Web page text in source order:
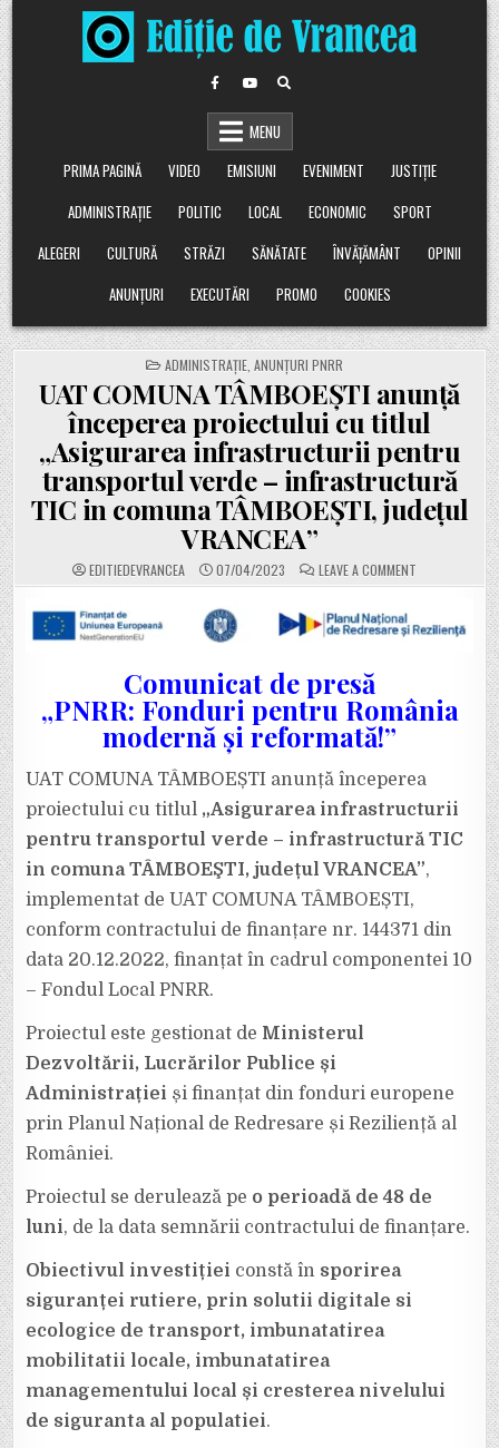
Skip
to
content
MENU
PRIMA PAGINĂ
VIDEO EMISIUNI EVENIMENT
JUSTIȚIE
ADMINISTRAȚIE
POLITIC LOCAL ECONOMIC
SPORT
ALEGERI
CULTURĂ STRĂZI SĂNĂTATE ÎNVĂȚĂMÂNT
OPINII
ANUNȚURI
EXECUTĂRI PROMO COOKIES
POSTED
IN
ADMINISTRAȚIE, ANUNȚURI PNRR
UAT COMUNA TÂMBOEȘTI anunță
începerea proiectului cu titlul
„Asigurarea infrastructurii pentru
transportul verde – infrastructură
TIC in comuna TÂMBOEŞTI, județul
VRANCEA”
EDITIEDEVRANCEA 07/04/2023 LEAVE A COMMENTON
UAT
ANUNȚĂ
ÎNCEPEREA
„ASIGURAREA
PENTRU
TRANSPORTUL
TIC
COMUNA
JUDEȚUL
VRANCEA”
Comunicat de presă
„PNRR: Fonduri pentru România
modernă și reformată!”
UAT COMUNA TÂMBOEȘTI anunță începerea
proiectului cu titlul „Asigurarea infrastructurii
pentru transportul verde – infrastructură TIC
in comuna TÂMBOEŞTI, județul VRANCEA”,
implementat de UAT COMUNA TÂMBOEȘTI,
conform contractului de finanțare nr. 144371 din
data 20.12.2022, finanțat în cadrul componentei 10
– Fondul Local PNRR.
Proiectul este gestionat de Ministerul
Dezvoltării, Lucrărilor Publice și
Administrației și finanțat din fonduri europene
prin Planul Național de Redresare și Reziliență al
României.
Proiectul se derulează pe o perioadă de 48 de
luni, de la data semnării contractului de finanțare.
Obiectivul investiției constă în sporirea
siguranței rutiere, prin solutii digitale si
ecologice de transport, imbunatatirea
mobilitatii locale, imbunatatirea
managementului local și cresterea nivelului
de siguranta al populatiei.